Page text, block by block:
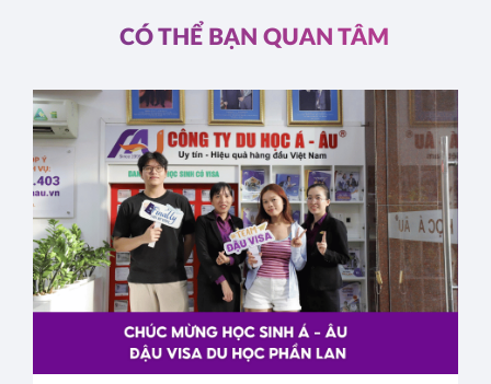
CÓ THỂ BẠN QUAN TÂM